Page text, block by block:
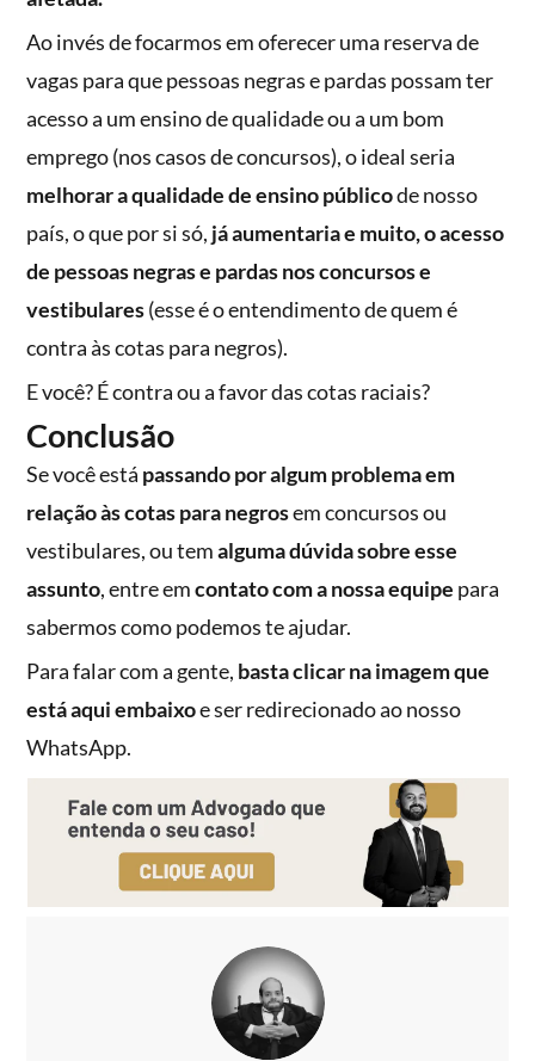
Ao invés de focarmos em oferecer uma reserva de
vagas para que pessoas negras e pardas possam ter
acesso a um ensino de qualidade ou a um bom
emprego (nos casos de concursos), o ideal seria
melhorar a qualidade de ensino públicode nosso
país, o que por si só, já aumentaria e muito, o acesso
de pessoas negras e pardas nos concursos e
vestibulares(esse é o entendimento de quem é
contra às cotas para negros).
E você? É contra ou a favor das cotas raciais?
Conclusão
Se você está passando por algum problema em
relação às cotas para negrosem concursos ou
vestibulares, ou temalguma dúvida sobre esse
assunto, entre emcontato com a nossa equipe para
sabermos como podemos te ajudar.
Para falar com a gente, basta clicar na imagem que
está aqui embaixoe ser redirecionado ao nosso
WhatsApp.